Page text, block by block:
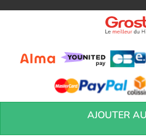
AJOUTER
Points Forts
Conditions générales de réservation
Vos informations personnelles